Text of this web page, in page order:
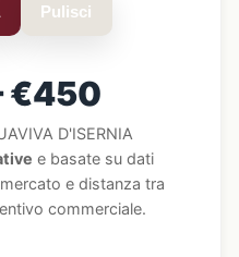
Pulisci
€450
D'ISERNIA
e basate su dati
e distanza tra
commerciale.